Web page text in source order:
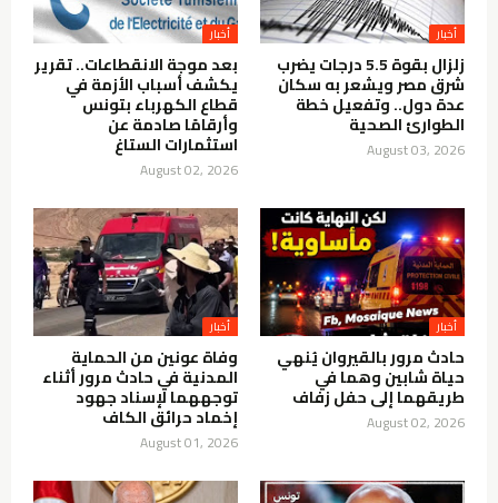
أخبار
زلزال بقوة 5.5 درجات يضرب
شرق مصر ويشعر به سكان
عدة دول.. وتفعيل خطة
الطوارئ الصحية
August 03, 2026
أخبار
بعد موجة الانقطاعات.. تقرير
يكشف أسباب الأزمة في
قطاع الكهرباء بتونس
وأرقامًا صادمة عن
استثمارات الستاغ
August 02, 2026
أخبار
حادث مرور بالقيروان يُنهي
حياة شابين وهما في
طريقهما إلى حفل زفاف
August 02, 2026
أخبار
وفاة عونين من الحماية
المدنية في حادث مرور أثناء
توجههما لإسناد جهود
إخماد حرائق الكاف
August 01, 2026